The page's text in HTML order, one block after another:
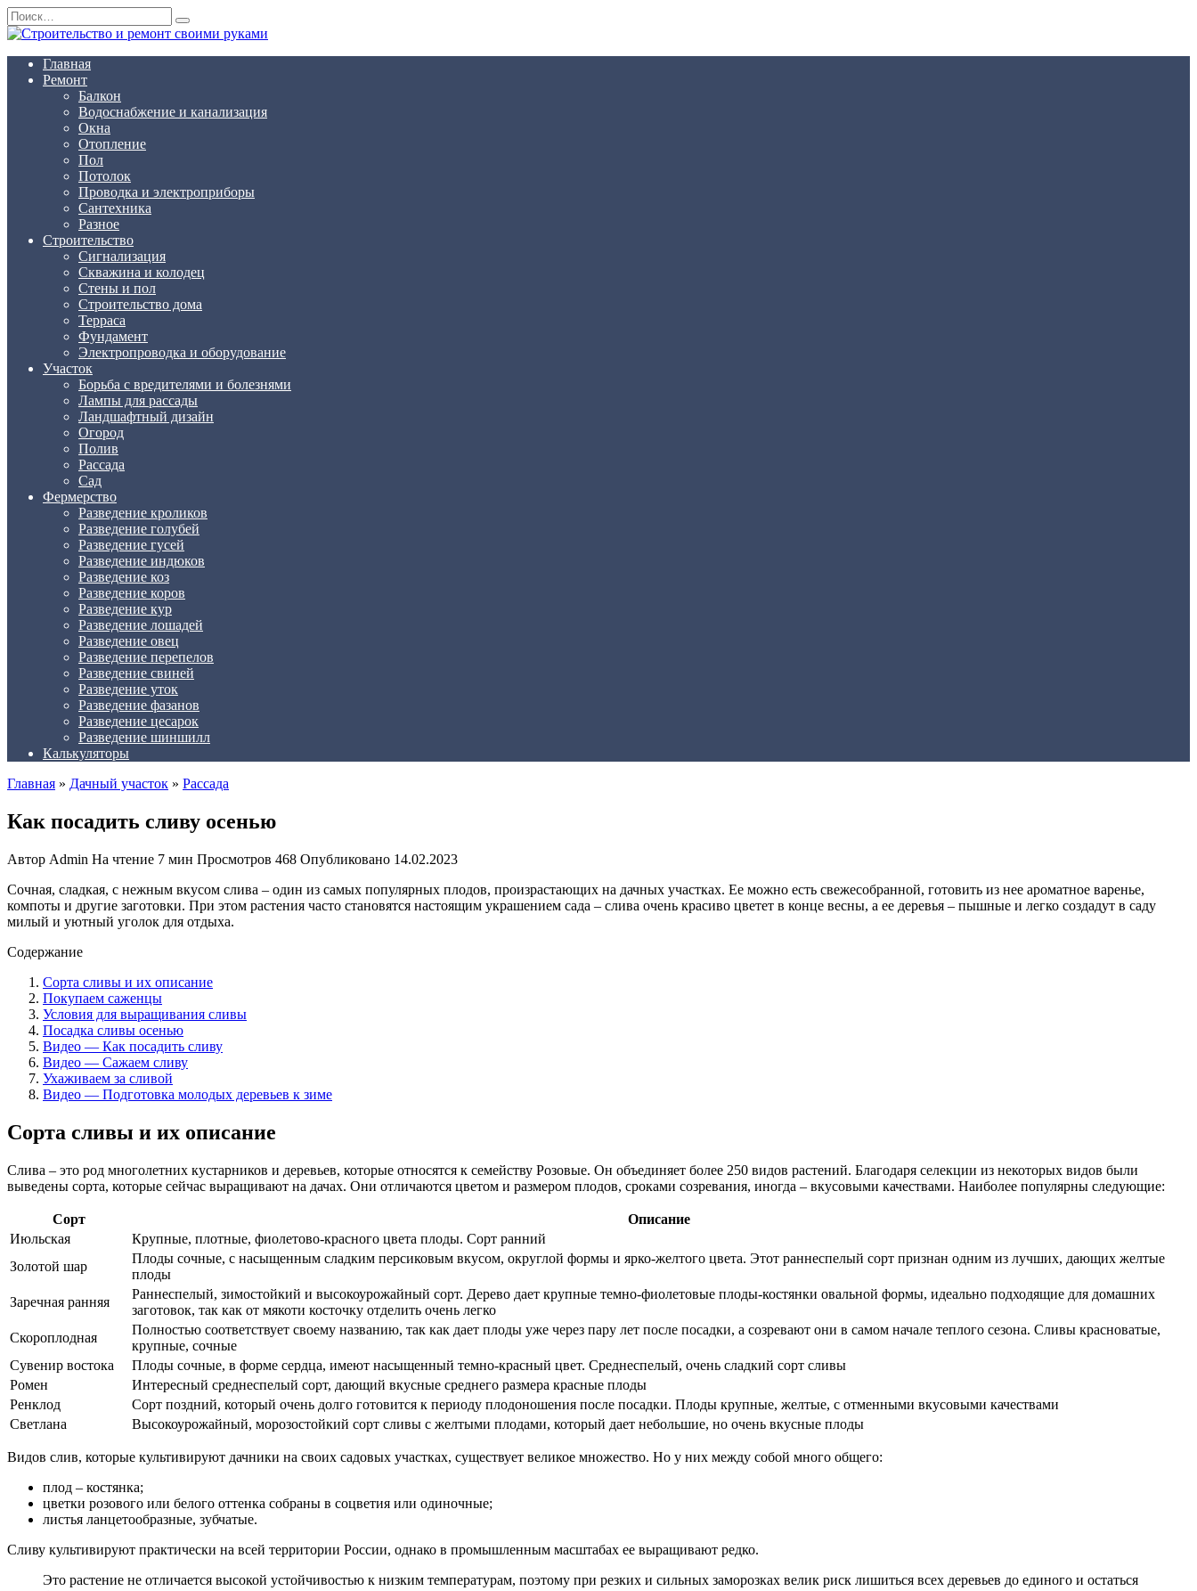
Перейти
к
содержанию
Search
for:
Главная
Ремонт
Балкон
Водоснабжение и канализация
Окна
Отопление
Пол
Потолок
Проводка и электроприборы
Сантехника
Разное
Строительство
Сигнализация
Скважина и колодец
Стены и пол
Строительство дома
Терраса
Фундамент
Электропроводка и оборудование
Участок
Борьба с вредителями и болезнями
Лампы для рассады
Ландшафтный дизайн
Огород
Полив
Рассада
Сад
Фермерство
Разведение кроликов
Разведение голубей
Разведение гусей
Разведение индюков
Разведение коз
Разведение коров
Разведение кур
Разведение лошадей
Разведение овец
Разведение перепелов
Разведение свиней
Разведение уток
Разведение фазанов
Разведение цесарок
Разведение шиншилл
Калькуляторы
Главная » Дачный участок » Рассада
Как посадить сливу осенью
Автор Admin На чтение 7 мин Просмотров 468 Опубликовано 14.02.2023
Сочная, сладкая, с нежным вкусом слива – один из самых популярных плодов, произрастающих на дачных участках. Ее можно есть свежесобранной, готовить из нее ароматное варенье,
компоты и другие заготовки. При этом растения часто становятся настоящим украшением сада – слива очень красиво цветет в конце весны, а ее деревья – пышные и легко создадут в саду
милый и уютный уголок для отдыха.
Содержание
Сорта сливы и их описание
Покупаем саженцы
Условия для выращивания сливы
Посадка сливы осенью
Видео — Как посадить сливу
Видео — Сажаем сливу
Ухаживаем за сливой
Видео — Подготовка молодых деревьев к зиме
Сорта сливы и их описание
Слива – это род многолетних кустарников и деревьев, которые относятся к семейству Розовые. Он объединяет более 250 видов растений. Благодаря селекции из некоторых видов были
выведены сорта, которые сейчас выращивают на дачах. Они отличаются цветом и размером плодов, сроками созревания, иногда – вкусовыми качествами. Наиболее популярны следующие:
Сорт
Описание
Июльская
Крупные, плотные, фиолетово-красного цвета плоды. Сорт ранний
Золотой шар
Плоды сочные, с насыщенным сладким персиковым вкусом, округлой формы и ярко-желтого цвета. Этот раннеспелый сорт признан одним из лучших, дающих желтые
плоды
Заречная ранняя
Раннеспелый, зимостойкий и высокоурожайный сорт. Дерево дает крупные темно-фиолетовые плоды-костянки овальной формы, идеально подходящие для домашних
заготовок, так как от мякоти косточку отделить очень легко
Скороплодная
Полностью соответствует своему названию, так как дает плоды уже через пару лет после посадки, а созревают они в самом начале теплого сезона. Сливы красноватые,
крупные, сочные
Сувенир востока
Плоды сочные, в форме сердца, имеют насыщенный темно-красный цвет. Среднеспелый, очень сладкий сорт сливы
Ромен
Интересный среднеспелый сорт, дающий вкусные среднего размера красные плоды
Ренклод
Сорт поздний, который очень долго готовится к периоду плодоношения после посадки. Плоды крупные, желтые, с отменными вкусовыми качествами
Светлана
Высокоурожайный, морозостойкий сорт сливы с желтыми плодами, который дает небольшие, но очень вкусные плоды
Видов слив, которые культивируют дачники на своих садовых участках, существует великое множество. Но у них между собой много общего:
плод – костянка;
цветки розового или белого оттенка собраны в соцветия или одиночные;
листья ланцетообразные, зубчатые.
Сливу культивируют практически на всей территории России, однако в промышленным масштабах ее выращивают редко.
Это растение не отличается высокой устойчивостью к низким температурам, поэтому при резких и сильных заморозках велик риск лишиться всех деревьев до единого и остаться